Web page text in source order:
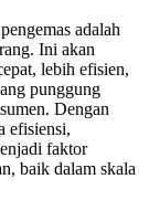
adalah
Ini akan
lebih efisien,
punggung
Dengan
efisiensi,
faktor
baik dalam skala